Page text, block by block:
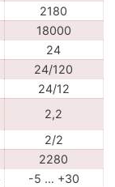
2180
18000
24
24/120
24/12
2,2
2/2
2280
-5 … +30